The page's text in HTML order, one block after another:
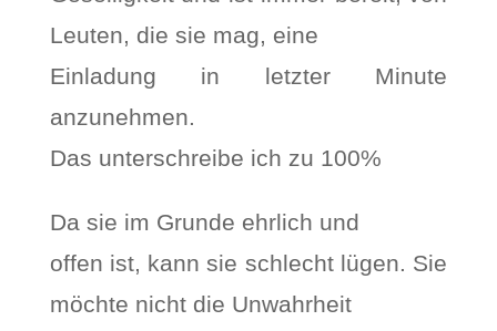
Leuten, die sie mag, eine
Einladung in letzter Minute
anzunehmen.
Das unterschreibe ich zu 100%
Da sie im Grunde ehrlich und
offen ist, kann sie schlecht lügen. Sie
möchte nicht die Unwahrheit